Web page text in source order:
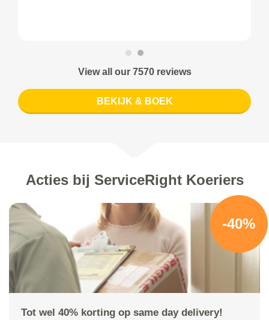
View all our 7570 reviews
BEKIJK & BOEK
Acties bij ServiceRight Koeriers
-40%
Tot wel 40% korting op same day delivery!